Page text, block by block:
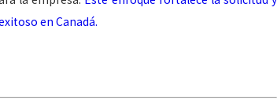
en Canadá.